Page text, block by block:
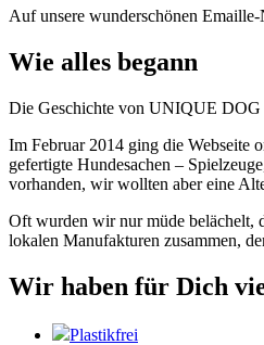
Auf unsere wunderschönen
Wie alles begann
Die Geschichte von UNIQUE DOG
Im Februar 2014 ging die Webseite
gefertigte Hundesachen –
vorhanden, wir wollten aber eine
Oft wurden wir nur müde belächelt,
lokalen Manufakturen zusammen,
Wir haben für Dich
Plastikfrei